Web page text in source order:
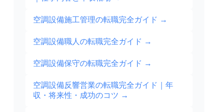
空調設備施工管理の転職完全ガイド →
空調設備職人の転職完全ガイド →
空調設備保守の転職完全ガイド →
空調設備反響営業の転職完全ガイド｜年
収・将来性・成功のコツ →